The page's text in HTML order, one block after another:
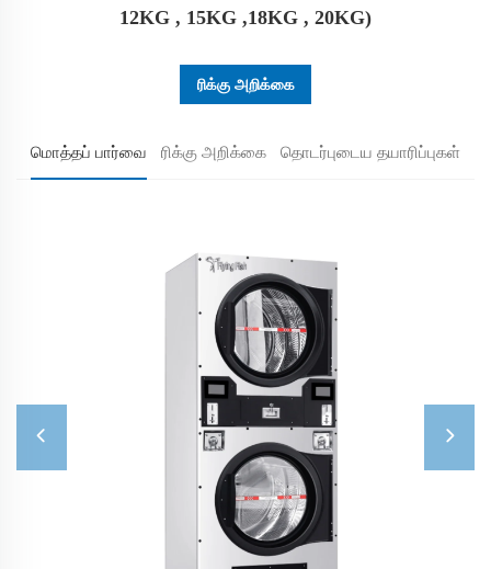
12KG , 15KG ,18KG , 20KG)
ரிக்கு அறிக்கை
மொத்தப் பார்வை ரிக்கு அறிக்கை தொடர்புடைய தயாரிப்புகள்